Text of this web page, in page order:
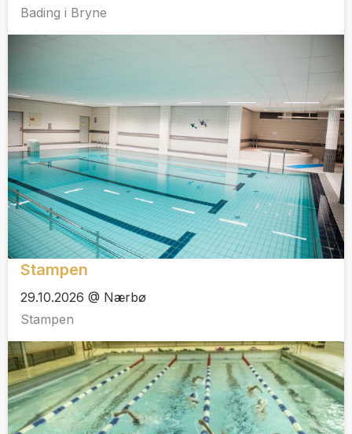
Bading i Bryne
Stampen
29.10.2026 @ Nærbø
Stampen